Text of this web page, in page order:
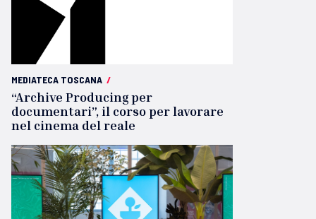
MEDIATECA TOSCANA /
“Archive Producing per
documentari”, il corso per lavorare
nel cinema del reale